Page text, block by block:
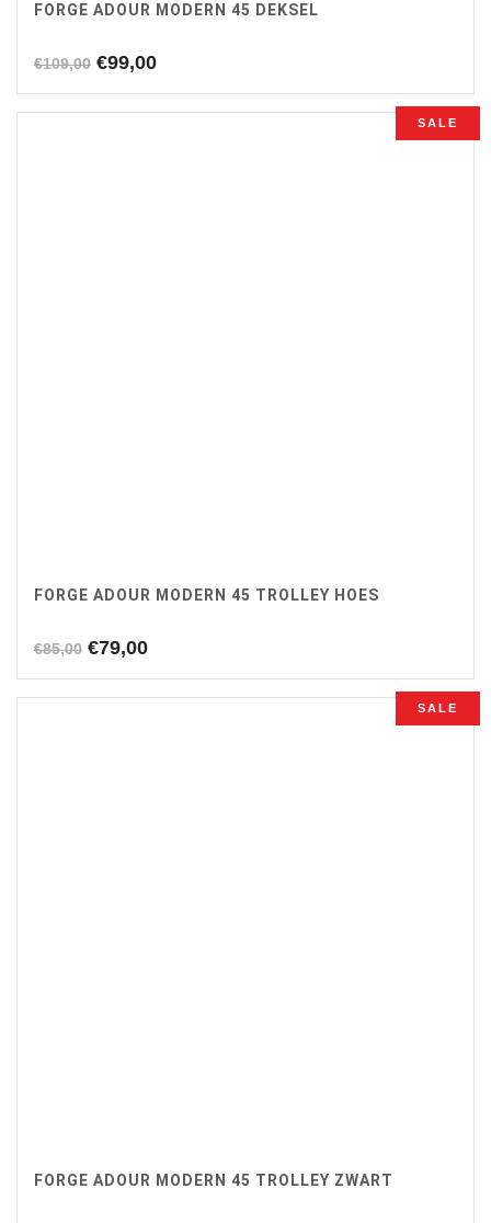
FORGE ADOUR MODERN 45 DEKSEL
€109,00 Oorspronkelijke
was:
€99,00Huidige
is:
SALE
FORGE ADOUR MODERN 45 TROLLEY HOES
€85,00 Oorspronkelijke
was:
€79,00Huidige
is:
SALE
FORGE ADOUR MODERN 45 TROLLEY ZWART